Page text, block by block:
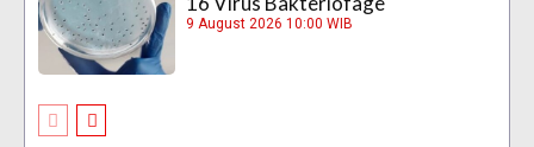
9 August 2026 10:00 WIB